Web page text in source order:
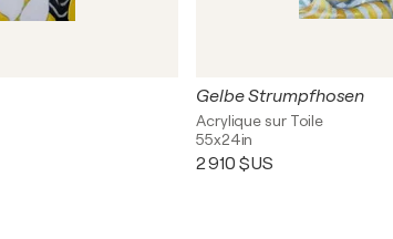
Gelbe Strumpfhosen
Acrylique sur Toile
55x24in
2 910 $US